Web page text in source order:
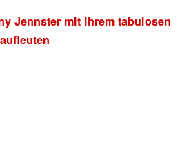
Jennster mit ihrem tabulosen